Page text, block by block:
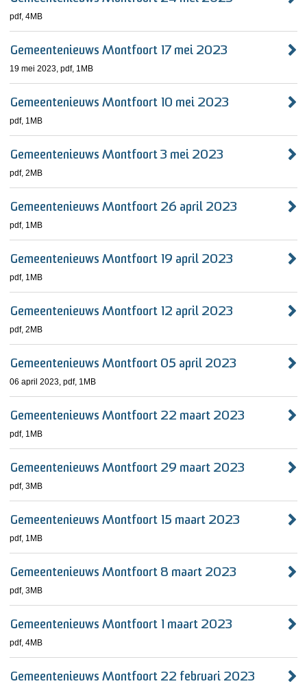
pdf, 4MB
Gemeentenieuws Montfoort 17 mei 2023
19 mei 2023,pdf, 1MB
Gemeentenieuws Montfoort 10 mei 2023
pdf, 1MB
Gemeentenieuws Montfoort 3 mei 2023
pdf, 2MB
Gemeentenieuws Montfoort 26 april 2023
pdf, 1MB
Gemeentenieuws Montfoort 19 april 2023
pdf, 1MB
Gemeentenieuws Montfoort 12 april 2023
pdf, 2MB
Gemeentenieuws Montfoort 05 april 2023
06 april 2023,pdf, 1MB
Gemeentenieuws Montfoort 22 maart 2023
pdf, 1MB
Gemeentenieuws Montfoort 29 maart 2023
pdf, 3MB
Gemeentenieuws Montfoort 15 maart 2023
pdf, 1MB
Gemeentenieuws Montfoort 8 maart 2023
pdf, 3MB
Gemeentenieuws Montfoort 1 maart 2023
pdf, 4MB
Gemeentenieuws Montfoort 22 februari 2023